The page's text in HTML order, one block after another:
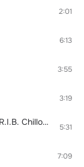
2:01
6:13
3:55
3:19
Your Secret's Safe (Pedro Del Mar & R.I.B. Chillout Remix) 5:31
7:09